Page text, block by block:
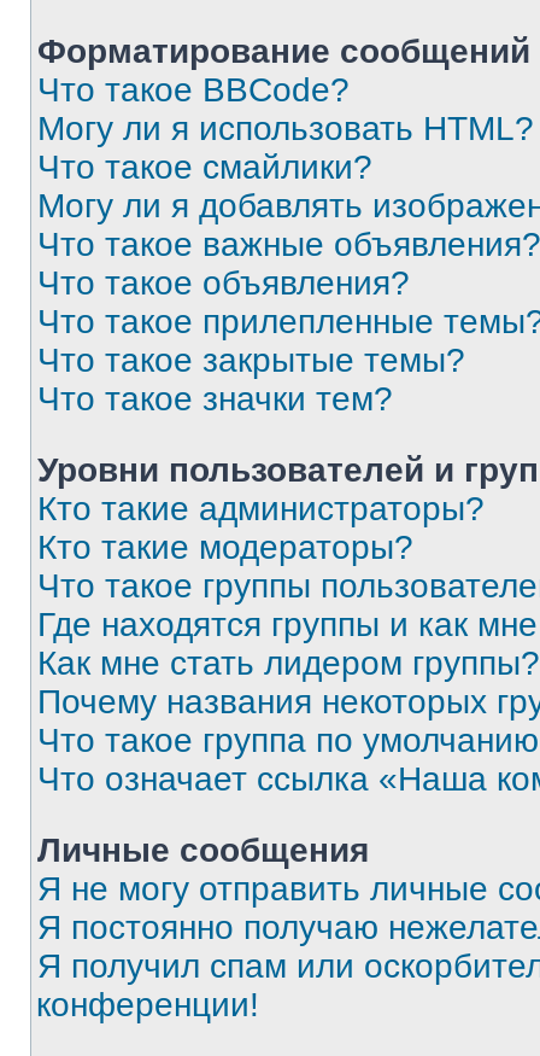
Форматирование
Что такое BBCode?
Могу ли я использовать HTML?
Что такое смайлики?
Могу ли я добавлять
Что такое важные объявления?
Что такое объявления?
Что такое прилепленные
Что такое закрытые темы?
Что такое значки тем?
Уровни пользователей и
Кто такие администраторы?
Кто такие модераторы?
Что такое группы
Где находятся группы и как
Как мне стать лидером группы?
Почему названия некоторых
Что такое группа по
Что означает ссылка «Наша
Личные сообщения
Я не могу отправить личные
Я постоянно получаю
Я получил спам или
конференции!